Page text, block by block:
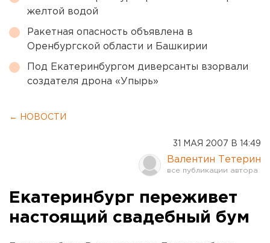
желтой водой
Ракетная опасность объявлена в
Оренбургской области и Башкирии
Под Екатеринбургом диверсанты взорвали
создателя дрона «Упырь»
← НОВОСТИ
31 МАЯ 2007 В 14:49
Валентин Тетерин
Екатеринбург переживет
настоящий свадебный бум